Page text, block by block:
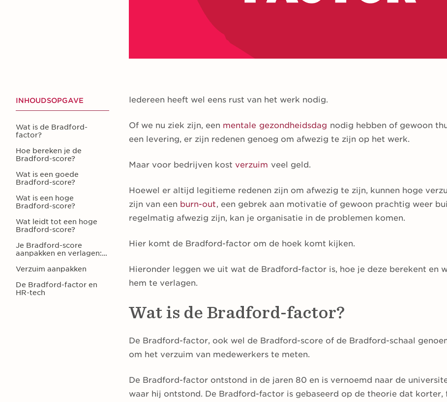
INHOUDSOPGAVE
Wat is de Bradford-
factor?
Hoe bereken je de
Bradford-score?
Wat is een goede
Bradford-score?
Wat is een hoge
Bradford-score?
Wat leidt tot een hoge
Bradford-score?
Je Bradford-score
aanpakken en verlagen:
Verzuim aanpakken
De Bradford-factor en
HR-tech
Iedereen heeft wel eens rust van het werk nodig.
Of we nu ziek zijn, een mentale gezondheidsdag nodig hebben of gewoon
een levering, er zijn redenen genoeg om afwezig te zijn op het werk.
Maar voor bedrijven kost verzuim veel geld.
Hoewel er altijd legitieme redenen zijn om afwezig te zijn, kunnen hoge
zijn van een burn-out, een gebrek aan motivatie of gewoon prachtig weer
regelmatig afwezig zijn, kan je organisatie in de problemen komen.
Hier komt de Bradford-factor om de hoek komt kijken.
Hieronder leggen we uit wat de Bradford-factor is, hoe je deze berekent en
hem te verlagen.
Wat is de Bradford-factor?
De Bradford-factor, ook wel de Bradford-score of de Bradford-schaal
om het verzuim van medewerkers te meten.
De Bradford-factor ontstond in de jaren 80 en is vernoemd naar de
waar hij ontstond. De Bradford-factor is gebaseerd op de theorie dat korter,